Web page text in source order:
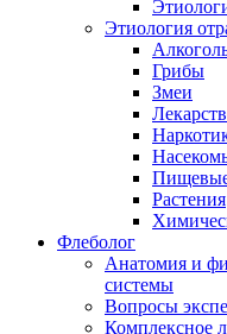
Этиология
Грибы
Змеи
Растения
Флеболог
Анатомия и
системы
Вопросы
Комплексное